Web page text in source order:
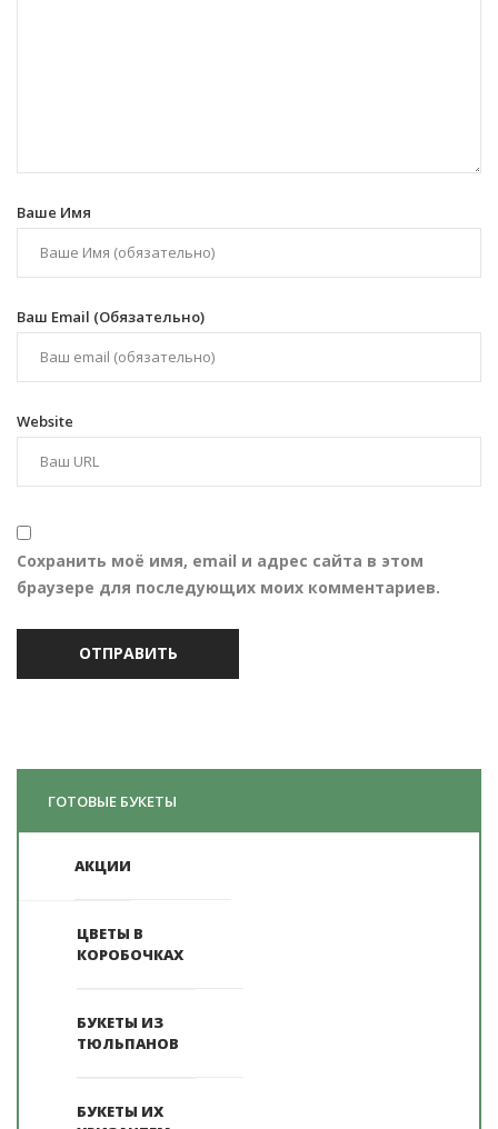
Ваше Имя
Ваш Email (обязательно)
Website
Сохранить моё имя, email и адрес сайта в этом
браузере для последующих моих комментариев.
ГОТОВЫЕ БУКЕТЫ
АКЦИИ
ЦВЕТЫ В
КОРОБОЧКАХ
БУКЕТЫ ИЗ
ТЮЛЬПАНОВ
БУКЕТЫ ИХ